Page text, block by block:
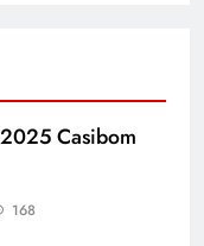
Casibom
168